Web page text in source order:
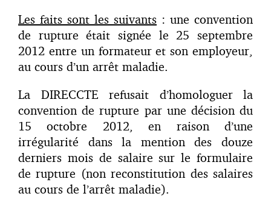
Les faits sont les suivants : une convention
de rupture était signée le 25 septembre
2012 entre un formateur et son employeur,
au cours d’un arrêt maladie.
La DIRECCTE refusait d’homologuer la
convention de rupture par une décision du
15 octobre 2012, en raison d’une
irrégularité dans la mention des douze
derniers mois de salaire sur le formulaire
de rupture (non reconstitution des salaires
au cours de l’arrêt maladie).